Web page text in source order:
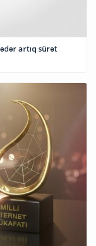
artıq sürət